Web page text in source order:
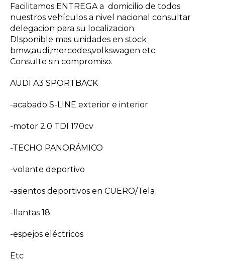
Facilitamos ENTREGA a domicilio de todos
nuestros vehículos a nivel nacional consultar
delegacion para su localizacion
DIsponible mas unidades en stock
bmw,audi,mercedes,volkswagen etc
Consulte sin compromiso.
AUDI A3 SPORTBACK
-acabado S-LINE exterior e interior
-motor 2.0 TDI 170cv
-TECHO PANORÁMICO
-volante deportivo
-asientos deportivos en CUERO/Tela
-llantas 18
-espejos eléctricos
Etc